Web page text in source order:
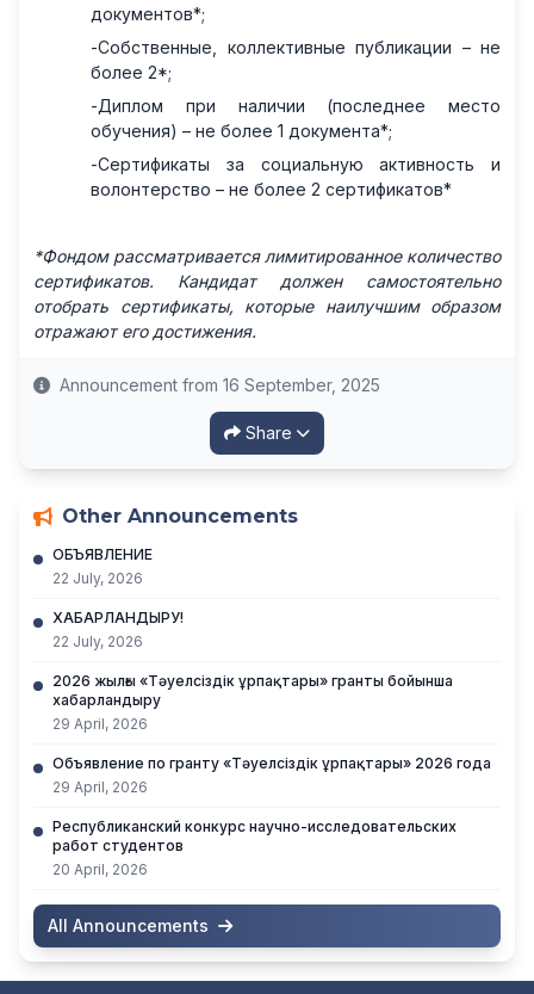
документов*;
-Собственные, коллективные публикации – не
более 2*;
-Диплом при наличии (последнее место
обучения) – не более 1 документа*;
-Сертификаты за социальную активность и
волонтерство – не более 2 сертификатов*
*Фондом рассматривается лимитированное количество
сертификатов. Кандидат должен самостоятельно
отобрать сертификаты, которые наилучшим образом
отражают его достижения.
Announcement from 16 September, 2025
Share
Other Announcements
ОБЪЯВЛЕНИЕ
22 July, 2026
ХАБАРЛАНДЫРУ!
22 July, 2026
2026 жылғы «Тәуелсіздік ұрпақтары» гранты бойынша
хабарландыру
29 April, 2026
Объявление по гранту «Тәуелсіздік ұрпақтары» 2026 года
29 April, 2026
Республиканский конкурс научно-исследовательских
работ студентов
20 April, 2026
All Announcements